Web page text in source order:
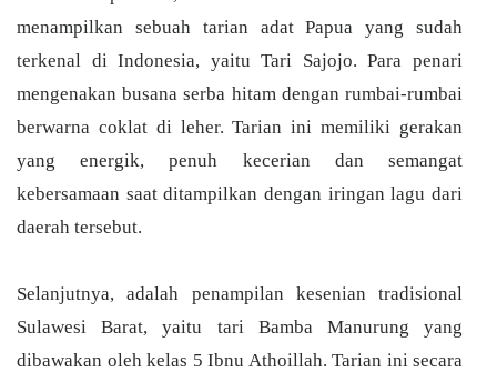
menampilkan sebuah tarian adat Papua yang sudah
terkenal di Indonesia, yaitu Tari Sajojo. Para penari
mengenakan busana serba hitam dengan rumbai-rumbai
berwarna coklat di leher. Tarian ini memiliki gerakan
yang energik, penuh kecerian dan semangat
kebersamaan saat ditampilkan dengan iringan lagu dari
daerah tersebut.
Selanjutnya, adalah penampilan kesenian tradisional
Sulawesi Barat, yaitu tari Bamba Manurung yang
dibawakan oleh kelas 5 Ibnu Athoillah. Tarian ini secara